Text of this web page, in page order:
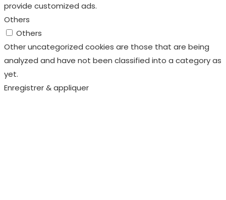
provide customized ads.
Others
Others
Other uncategorized cookies are those that are being
analyzed and have not been classified into a category as
yet.
Enregistrer & appliquer